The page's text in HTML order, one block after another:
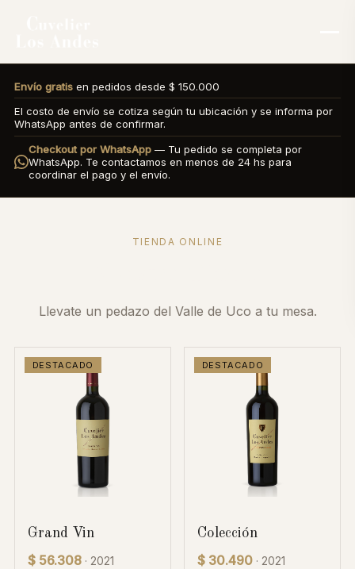
Envío gratisen pedidos desde $ 150.000
El costo de envío se cotiza según tu ubicación y se informa por
WhatsApp antes de confirmar.
Checkout por WhatsApp— Tu pedido se completa por
WhatsApp. Te contactamos en menos de 24 hs para
coordinar el pago y el envío.
TIENDA ONLINE
Llevate un pedazo del Valle de Uco a tu mesa.
DESTACADO
Grand Vin
$ 56.308 · 2021
DESTACADO
Colección
$ 30.490 · 2021